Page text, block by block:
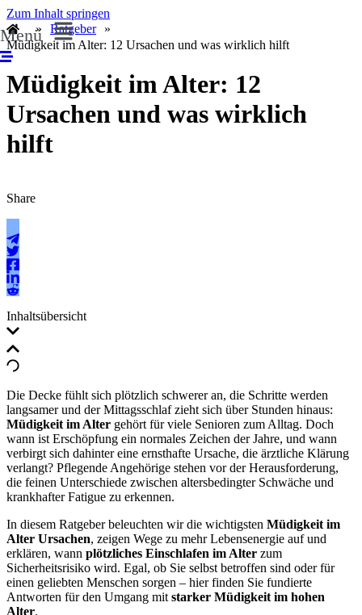
Zum Inhalt springen
Menü
» Ratgeber
»
Müdigkeit im Alter: 12 Ursachen und was wirklich hilft
Müdigkeit im Alter: 12
Ursachen und was wirklich
hilft
Share
Inhaltsübersicht
Die Decke fühlt sich plötzlich schwerer an, die Schritte werden
langsamer und der Mittagsschlaf zieht sich über Stunden hinaus:
Müdigkeit im Alter gehört für viele Senioren zum Alltag. Doch
wann ist Erschöpfung ein normales Zeichen der Jahre, und wann
verbirgt sich dahinter eine ernsthafte Ursache, die ärztliche Klärung
verlangt? Pflegende Angehörige stehen vor der Herausforderung,
die feinen Unterschiede zwischen altersbedingter Schwäche und
krankhafter Fatigue zu erkennen.
In diesem Ratgeber beleuchten wir die wichtigsten Müdigkeit im
Alter Ursachen, zeigen Wege zu mehr Lebensenergie auf und
erklären, wann plötzliches Einschlafen im Alter zum
Sicherheitsrisiko wird. Egal, ob Sie selbst betroffen sind oder für
einen geliebten Menschen sorgen – hier finden Sie fundierte
Antworten für den Umgang mit starker Müdigkeit im hohen
Alter.